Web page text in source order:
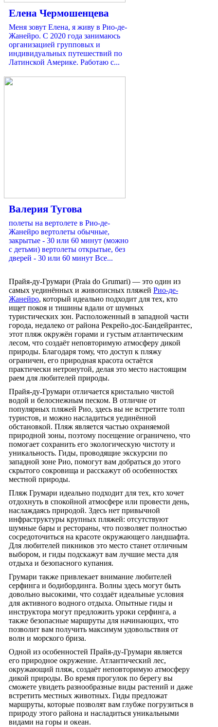
Прайя-ду-Грумари (Praia do Grumari) — это один из
самых уединённых и живописных пляжей Рио-де-
Жанейро, который идеально подходит для тех, кто
ищет покоя и тишины вдали от шумных
туристических зон. Расположенный в западной части
города, недалеко от района Рекрейо-дос-Бандейрантес,
этот пляж окружён горами и густым атлантическим
лесом, что создаёт неповторимую атмосферу дикой
природы. Благодаря тому, что доступ к пляжу
ограничен, его природная красота остаётся
практически нетронутой, делая это место настоящим
раем для любителей природы.
Прайя-ду-Грумари отличается кристально чистой
водой и белоснежным песком. В отличие от
популярных пляжей Рио, здесь вы не встретите толп
туристов, и можно насладиться уединённой
обстановкой. Пляж является частью охраняемой
природной зоны, поэтому посещение ограничено, что
помогает сохранить его экологическую чистоту и
уникальность. Гиды, проводящие экскурсии по
западной зоне Рио, помогут вам добраться до этого
скрытого сокровища и расскажут об особенностях
местной природы.
Пляж Грумари идеально подходит для тех, кто хочет
отдохнуть в спокойной атмосфере или провести день,
наслаждаясь природой. Здесь нет привычной
инфраструктуры крупных пляжей: отсутствуют
шумные бары и рестораны, что позволяет полностью
сосредоточиться на красоте окружающего ландшафта.
Для любителей пикников это место станет отличным
выбором, и гиды подскажут вам лучшие места для
отдыха и безопасного купания.
Грумари также привлекает внимание любителей
серфинга и бодибординга. Волны здесь могут быть
довольно высокими, что создаёт идеальные условия
для активного водного отдыха. Опытные гиды и
инструктора могут предложить уроки серфинга, а
также безопасные маршруты для начинающих, что
позволит вам получить максимум удовольствия от
волн и морского бриза.
Одной из особенностей Прайя-ду-Грумари является
его природное окружение. Атлантический лес,
окружающий пляж, создаёт неповторимую атмосферу
дикой природы. Во время прогулок по берегу вы
сможете увидеть разнообразные виды растений и даже
встретить местных животных. Гиды предложат
маршруты, которые позволят вам глубже погрузиться в
природу этого района и насладиться уникальными
видами на горы и океан.
Eлена Чермошенцева
Меня зовут Елена, я живу в Рио-де-
Жанейро. С 2020 года занимаюсь
организацией групповых и
индивидуальных путешествий по
Латинской Америке. Работаю с...
Валерия Тугова
полеты на вертолете в Рио-де-
Жанейро вертолеты обычные,
закрытые - 30 или 60 минут (можно
с детьми) вертолеты открытые, без
дверей - 30 или 60 минут Все...